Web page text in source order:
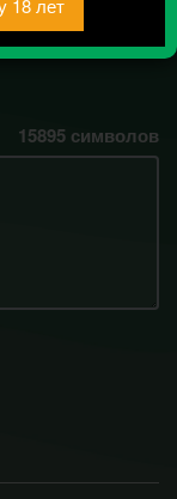
15895 символов